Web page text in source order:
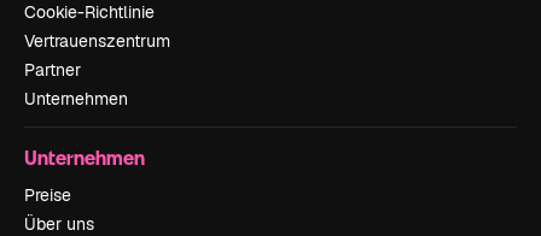
Cookie-Richtlinie
Vertrauenszentrum
Partner
Unternehmen
Unternehmen
Preise
Über uns